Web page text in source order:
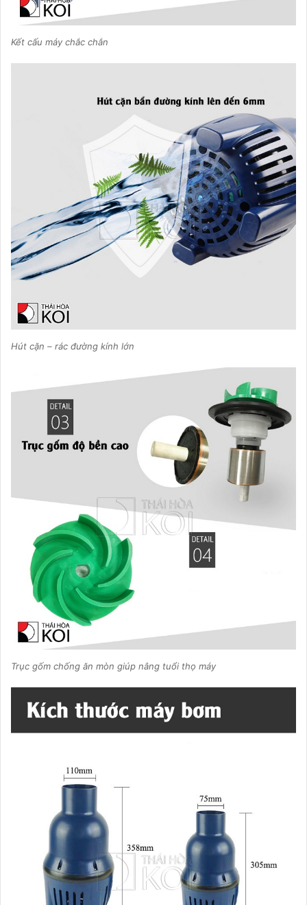
Kết cấu máy chắc chắn
Hút cặn – rác đường kính lớn
Trục gốm chống ăn mòn giúp nâng tuổi thọ máy